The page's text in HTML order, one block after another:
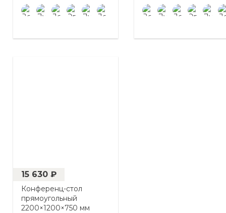
15 630 ₽
Конференц-стол
прямоугольный
2200×1200×750 мм